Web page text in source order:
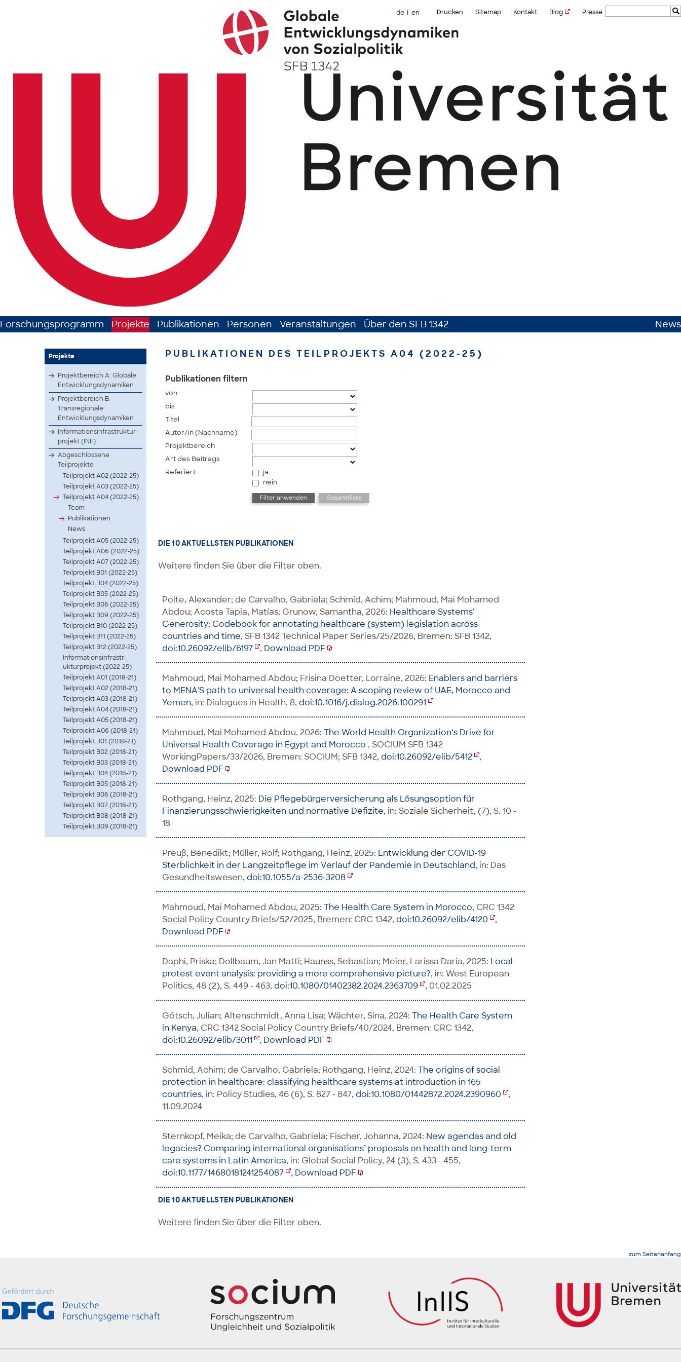
de en Drucken Sitemap Kontakt Blog Presse
Forschungsprogramm Projekte Publikationen Personen Veranstaltungen Über den SFB 1342 News
Projekte
Projektbereich A: Globale
Entwicklungsdynamiken
Projektbereich B:
Transregionale
Entwicklungsdynamiken
Infor­matio­nsinf­rastr­uktur­
proje­kt (INF)
Abgeschlossene
Teilprojekte
Teilprojekt A02 (2022-25)
Teilprojekt A03 (2022-25)
Teilprojekt A04 (2022-25)
Team
Publikationen
News
Teilprojekt A05 (2022-25)
Teilprojekt A06 (2022-25)
Teilprojekt A07 (2022-25)
Teilprojekt B01 (2022-25)
Teilprojekt B04 (2022-25)
Teilprojekt B05 (2022-25)
Teilprojekt B06 (2022-25)
Teilprojekt B09 (2022-25)
Teilprojekt B10 (2022-25)
Teilprojekt B11 (2022-25)
Teilprojekt B12 (2022-25)
Infor­matio­nsinf­rastr­
uktur­proje­kt (2022-25)
Teilprojekt A01 (2018-21)
Teilprojekt A02 (2018-21)
Teilprojekt A03 (2018-21)
Teilprojekt A04 (2018-21)
Teilprojekt A05 (2018-21)
Teilprojekt A06 (2018-21)
Teilprojekt B01 (2018-21)
Teilprojekt B02 (2018-21)
Teilprojekt B03 (2018-21)
Teilprojekt B04 (2018-21)
Teilprojekt B05 (2018-21)
Teilprojekt B06 (2018-21)
Teilprojekt B07 (2018-21)
Teilprojekt B08 (2018-21)
Teilprojekt B09 (2018-21)
PUBLIKATIONEN DES TEILPROJEKTS A04 (2022-25)
Publikationen filtern
von
bis
Titel
Autor/in (Nachname)
Projektbereich
Art des Beitrags
Referiert
ja
nein
DIE 10 AKTUELLSTEN PUBLIKATIONEN
Weitere finden Sie über die Filter oben.
Polte, Alexander; de Carvalho, Gabriela; Schmid, Achim; Mahmoud, Mai Mohamed
Abdou; Acosta Tapia, Matías; Grunow, Samantha, 2026: Healthcare Systems’
Generosity: Codebook for annotating healthcare (system) legislation across
countries and time, SFB 1342 Technical Paper Series/25/2026, Bremen: SFB 1342,
doi:10.26092/elib/6197
, Download PDF
Mahmoud, Mai Mohamed Abdou; Frisina Doetter, Lorraine, 2026: Enablers and barriers
to MENA'S path to universal health coverage: A scoping review of UAE, Morocco and
Yemen, in: Dialogues in Health, 8, doi:10.1016/j.dialog.2026.100291
Mahmoud, Mai Mohamed Abdou, 2026: The World Health Organization‘s Drive for
Universal Health Coverage in Egypt and Morocco , SOCIUM SFB 1342
WorkingPapers/33/2026, Bremen: SOCIUM; SFB 1342, doi:10.26092/elib/5412
,
Download PDF
Rothgang, Heinz, 2025: Die Pflegebürgerversicherung als Lösungsoption für
Finanzierungsschwierigkeiten und normative Defizite, in: Soziale Sicherheit, (7), S. 10 -
18
Preuß, Benedikt; Müller, Rolf; Rothgang, Heinz, 2025: Entwicklung der COVID-19
Sterblichkeit in der Langzeitpflege im Verlauf der Pandemie in Deutschland, in: Das
Gesundheitswesen, doi:10.1055/a-2536-3208
Mahmoud, Mai Mohamed Abdou, 2025: The Health Care System in Morocco, CRC 1342
Social Policy Country Briefs/52/2025, Bremen: CRC 1342, doi:10.26092/elib/4120
,
Download PDF
Daphi, Priska; Dollbaum, Jan Matti; Haunss, Sebastian; Meier, Larissa Daria, 2025: Local
protest event analysis: providing a more comprehensive picture?, in: West European
Politics, 48 (2), S. 449 - 463, doi:10.1080/01402382.2024.2363709 , 01.02.2025
Götsch, Julian; Altenschmidt, Anna Lisa; Wächter, Sina, 2024: The Health Care System
in Kenya, CRC 1342 Social Policy Country Briefs/40/2024, Bremen: CRC 1342,
doi:10.26092/elib/3011
, Download PDF
Schmid, Achim; de Carvalho, Gabriela; Rothgang, Heinz, 2024: The origins of social
protection in healthcare: classifying healthcare systems at introduction in 165
countries, in: Policy Studies, 46 (6), S. 827 - 847, doi:10.1080/01442872.2024.2390960
,
11.09.2024
Sternkopf, Meika; de Carvalho, Gabriela; Fischer, Johanna, 2024: New agendas and old
legacies? Comparing international organisations’ proposals on health and long-term
care systems in Latin America, in: Global Social Policy, 24 (3), S. 433 - 455,
doi:10.1177/14680181241254087
, Download PDF
DIE 10 AKTUELLSTEN PUBLIKATIONEN
Weitere finden Sie über die Filter oben.
zum Seitenanfang